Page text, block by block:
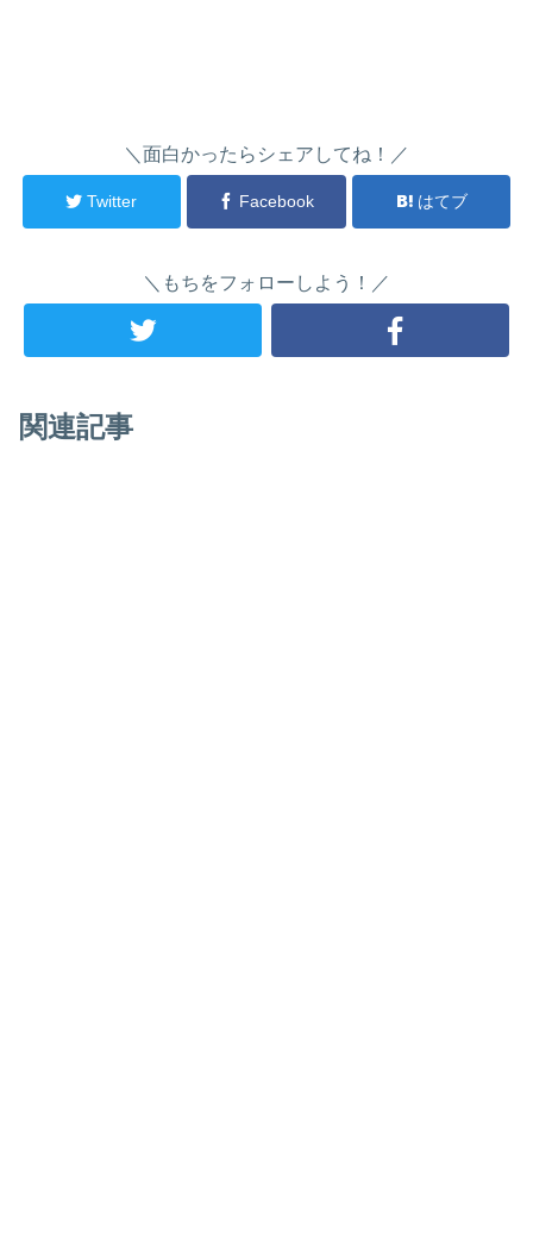
＼面白かったらシェアしてね！／
Twitter Facebook はてブ
＼もちをフォローしよう！／
関連記事